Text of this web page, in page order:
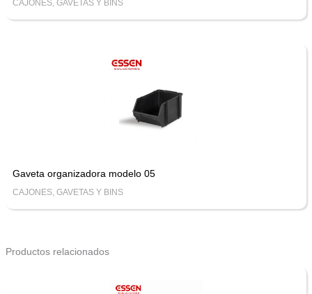
CAJONES, GAVETAS Y BINS
Gaveta organizadora modelo 05
CAJONES, GAVETAS Y BINS
Productos relacionados